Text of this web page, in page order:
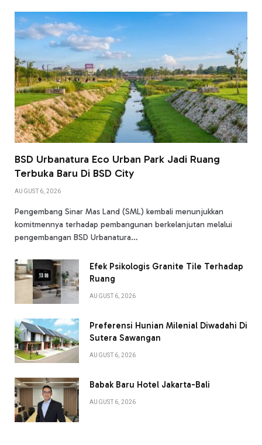
BSD Urbanatura Eco Urban Park Jadi Ruang
Terbuka Baru Di BSD City
AUGUST 6, 2026
Pengembang Sinar Mas Land (SML) kembali menunjukkan
komitmennya terhadap pembangunan berkelanjutan melalui
pengembangan BSD Urbanatura…
Efek Psikologis Granite Tile Terhadap
Ruang
AUGUST 6, 2026
Preferensi Hunian Milenial Diwadahi Di
Sutera Sawangan
AUGUST 6, 2026
Babak Baru Hotel Jakarta-Bali
AUGUST 6, 2026